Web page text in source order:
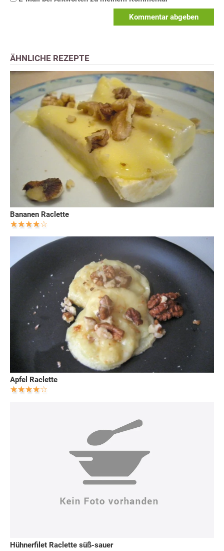
Kommentar abgeben
ÄHNLICHE REZEPTE
Bananen Raclette
Apfel Raclette
Hühnerfilet Raclette süß-sauer